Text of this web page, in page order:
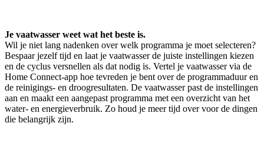
Je vaatwasser weet wat het beste is.
Wil je niet lang nadenken over welk programma je moet selecteren?
Bespaar jezelf tijd en laat je vaatwasser de juiste instellingen kiezen
en de cyclus versnellen als dat nodig is. Vertel je vaatwasser via de
Home Connect-app hoe tevreden je bent over de programmaduur en
de reinigings- en droogresultaten. De vaatwasser past de instellingen
aan en maakt een aangepast programma met een overzicht van het
water- en energieverbruik. Zo houd je meer tijd over voor de dingen
die belangrijk zijn.